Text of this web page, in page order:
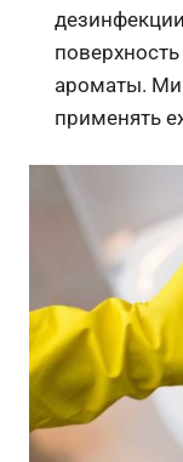
ароматы.
применять